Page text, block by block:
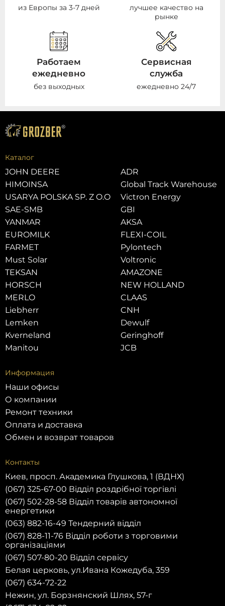
из Европы за 3-7 дней
лучшее качество на
рынке
Работаем
ежедневно
без выходных
Сервисная
служба
ежедневно 24/7
Каталог
JOHN DEERE
HIMOINSA
USARYA POLSKA SP. Z O.O
SAE-SMB
YANMAR
EUROMILK
FARMET
Must Solar
TEKSAN
HORSCH
MERLO
Liebherr
Lemken
Kverneland
Manitou
ADR
Global Track Warehouse
Victron Energy
GBI
AKSA
FLEXI-COIL
Pylontech
Voltronic
AMAZONE
NEW HOLLAND
CLAAS
CNH
Dewulf
Geringhoff
JCB
Информация
Наши офисы
О компании
Ремонт техники
Оплата и доставка
Обмен и возврат товаров
Контакты
Киев, просп. Академика Глушкова, 1 (ВДНХ)
(067) 325-67-00 Відділ роздрібної торгівлі
(067) 502-28-58 Відділ товарів автономної
енергетики
(063) 882-16-49 Тендерний відділ
(067) 828-11-76 Відділ роботи з торговими
організаціями
(067) 507-80-20 Відділ сервісу
Белая церковь, ул.Ивана Кожедуба, 359
(067) 634-72-22
Нежин, ул. Борзнянский Шлях, 57-г